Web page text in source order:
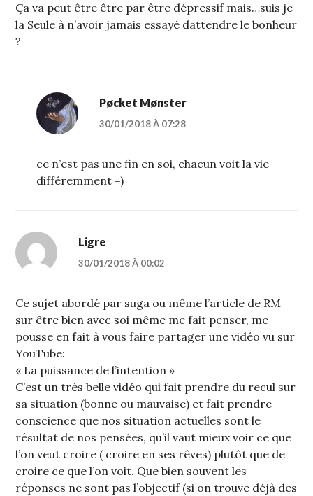
Ça va peut être être par être dépressif mais…suis je
la Seule à n’avoir jamais essayé dattendre le bonheur
?
Pøcket Mønster
30/01/2018 À 07:28
ce n’est pas une fin en soi, chacun voit la vie
différemment =)
Ligre
30/01/2018 À 00:02
Ce sujet abordé par suga ou même l’article de RM
sur être bien avec soi même me fait penser, me
pousse en fait à vous faire partager une vidéo vu sur
YouTube:
« La puissance de l’intention »
C’est un très belle vidéo qui fait prendre du recul sur
sa situation (bonne ou mauvaise) et fait prendre
conscience que nos situation actuelles sont le
résultat de nos pensées, qu’il vaut mieux voir ce que
l’on veut croire ( croire en ses rêves) plutôt que de
croire ce que l’on voit. Que bien souvent les
réponses ne sont pas l’objectif (si on trouve déjà des